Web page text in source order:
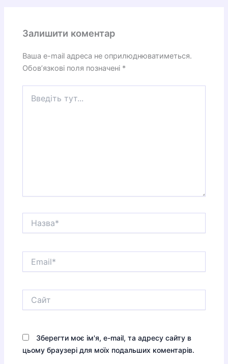
Залишити коментар
Ваша e-mail адреса не оприлюднюватиметься.
Обов’язкові поля позначені *
тут...
Зберегти моє ім'я, e-mail, та адресу сайту в
цьому браузері для моїх подальших коментарів.